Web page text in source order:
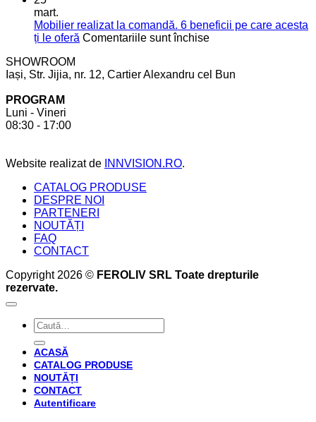
spațiu
în
de
care
cont
mart.
Mobilier realizat la comandă. 6 beneficii pe care acesta
ți le oferă Comentariile sunt închisepentru
la
SHOWROOM
Iași, Str. Jijia, nr. 12, Cartier Alexandru cel Bun
PROGRAM
Luni - Vineri
08:30 - 17:00
Website realizat de INNVISION.RO.
CATALOG PRODUSE
DESPRE NOI
PARTENERI
NOUTĂȚI
FAQ
CONTACT
Copyright 2026 © FEROLIV SRL Toate drepturile
rezervate.
Caută
după:
ACASĂ
CATALOG PRODUSE
NOUTĂȚI
CONTACT
Autentificare